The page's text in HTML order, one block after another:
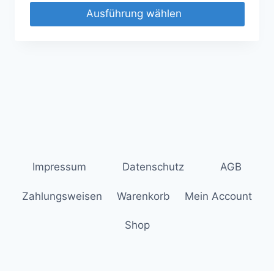
Ausführung wählen
Impressum Datenschutz AGB
Zahlungsweisen Warenkorb Mein Account
Shop